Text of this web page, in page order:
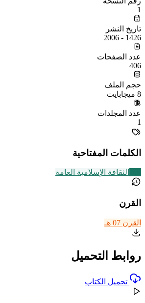
1
تاريخ النشر
1426 - 2006
عدد الصفحات
406
حجم الملف
8 ميجابايت
عدد المجلدات
1
الكلمات المفتاحية
الثقافة الإسلامية العامة
القرن
القرن 07 هـ
روابط التحميل
تحميل الكتاب